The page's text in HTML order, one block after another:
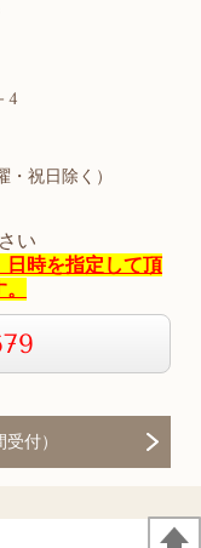
4
祝日除く）
い
日時を指定して頂
付）